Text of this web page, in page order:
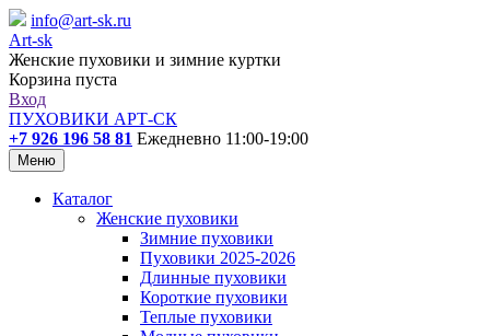
info@art-sk.ru
Art-sk
Женские пуховики и зимние куртки
Корзина пуста
Вход
ПУХОВИКИ АРТ-СК
+7 926 196 58 81 Ежедневно 11:00-19:00
Меню
Каталог
Женские пуховики
Зимние пуховики
Пуховики 2025-2026
Длинные пуховики
Короткие пуховики
Теплые пуховики